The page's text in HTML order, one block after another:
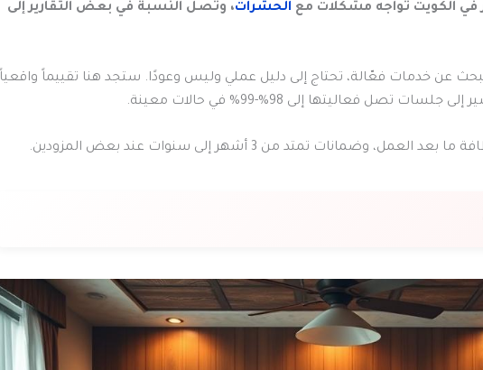
الحشرات، وتصل النسبة في بعض التقارير إلى
عن خدمات فعّالة، تحتاج إلى دليل عملي وليس وعودًا. ستجد هنا تقييماً واقعياً
فعاليتها إلى 98%-99% في حالات معينة.
وضمانات تمتد من 3 أشهر إلى سنوات عند بعض المزودين.